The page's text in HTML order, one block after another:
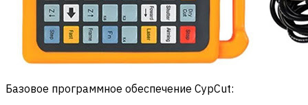
Базовое программное обеспечение CypCut: